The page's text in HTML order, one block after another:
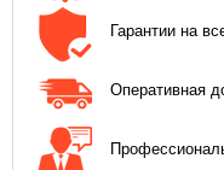
Гарантии на
Оперативная